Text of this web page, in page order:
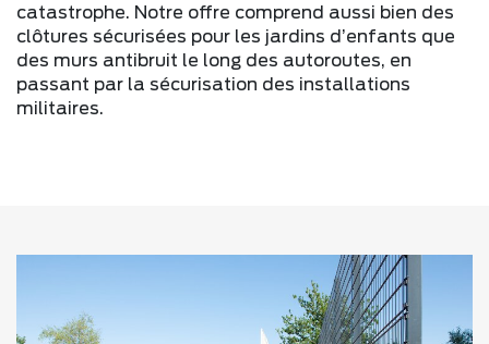
catastrophe. Notre offre comprend aussi bien des
clôtures sécurisées pour les jardins d’enfants que
des murs antibruit le long des autoroutes, en
passant par la sécurisation des installations
militaires.